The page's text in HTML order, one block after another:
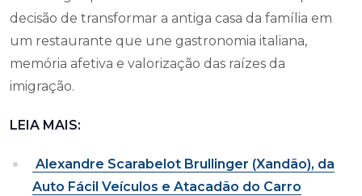
decisão de transformar a antiga casa da família em
um restaurante que une gastronomia italiana,
memória afetiva e valorização das raízes da
imigração.
LEIA MAIS:
Alexandre Scarabelot Brullinger (Xandão), da
Auto Fácil Veículos e Atacadão do Carro